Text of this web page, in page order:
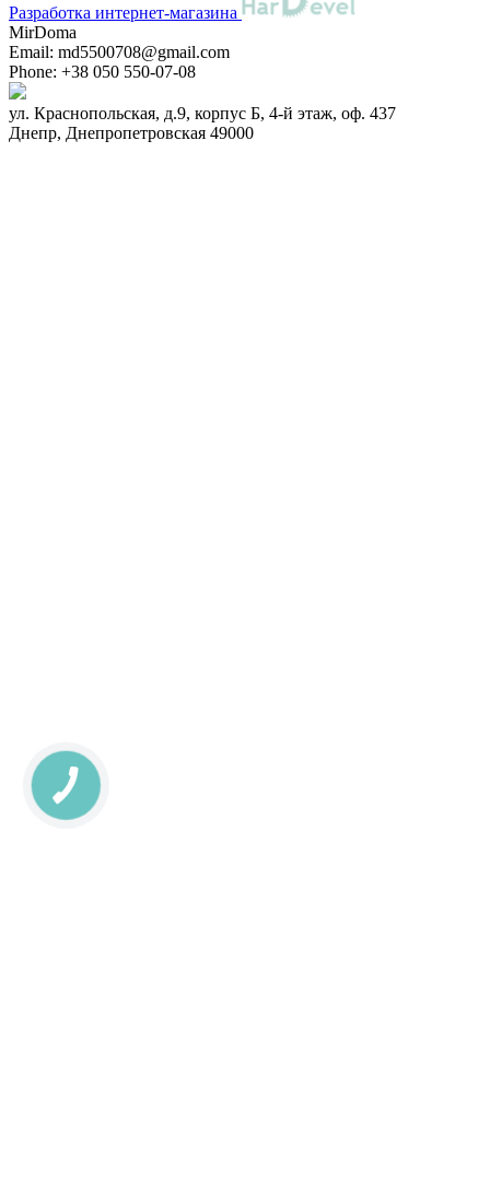
Разработка интернет-магазина
MirDoma
Email: md5500708@gmail.com
Phone: +38 050 550-07-08
ул. Краснопольская, д.9, корпус Б, 4-й этаж, оф. 437
Днепр, Днепропетровская 49000